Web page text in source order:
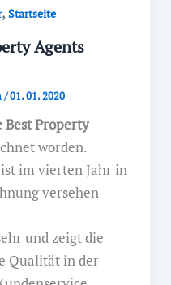
,Startseite
Agents
/01. 01. 2020
Best Property
worden.
im vierten Jahr in
versehen
und zeigt die
Qualität in der